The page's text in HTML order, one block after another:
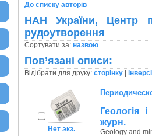
До списку авторів
НАН України, Центр
рудоутворення
Сортувати за: назвою
Пов’язані описи:
Відібрати для друку: сторінку|
Нет экз.
Геологія
журн.
Geology and